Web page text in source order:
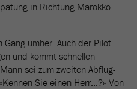
in Richtung Marokko
umher. Auch der Pilot
und kommt schnellen
sei zum zweiten Abflug-
Sie einen Herr...?» Von